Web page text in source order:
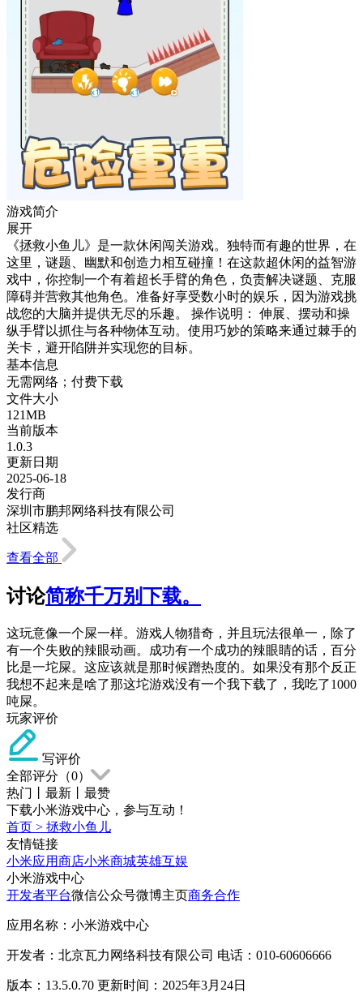
游戏简介
展开
《拯救小鱼儿》是一款休闲闯关游戏。独特而有趣的世界，在
这里，谜题、幽默和创造力相互碰撞！在这款超休闲的益智游
戏中，你控制一个有着超长手臂的角色，负责解决谜题、克服
障碍并营救其他角色。准备好享受数小时的娱乐，因为游戏挑
战您的大脑并提供无尽的乐趣。 操作说明： 伸展、摆动和操
纵手臂以抓住与各种物体互动。使用巧妙的策略来通过棘手的
关卡，避开陷阱并实现您的目标。
基本信息
无需网络；付费下载
文件大小
121MB
当前版本
1.0.3
更新日期
2025-06-18
发行商
深圳市鹏邦网络科技有限公司
社区精选
查看全部
讨论简称千万别下载。
这玩意像一个屎一样。游戏人物猎奇，并且玩法很单一，除了
有一个失败的辣眼动画。成功有一个成功的辣眼睛的话，百分
比是一坨屎。这应该就是那时候蹭热度的。如果没有那个反正
我想不起来是啥了那这坨游戏没有一个我下载了，我吃了1000
吨屎。
玩家评价
写评价
全部评分（0）
热门
最新
最赞
下载小米游戏中心，参与互动！
首页 > 拯救小鱼儿
友情链接
小米应用商店小米商城英雄互娱
小米游戏中心
开发者平台微信公众号微博主页商务合作
应用名称：小米游戏中心
开发者：北京瓦力网络科技有限公司 电话：010-60606666
版本：13.5.0.70 更新时间：2025年3月24日